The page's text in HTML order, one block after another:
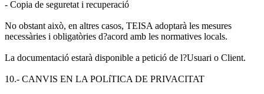
- Copia de seguretat i recuperació
No obstant això, en altres casos, TEISA adoptarà les mesures
necessàries i obligatòries d?acord amb les normatives locals.
La documentació estarà disponible a petició de l?Usuari o Client.
10.- CANVIS EN LA POLíTICA DE PRIVACITAT